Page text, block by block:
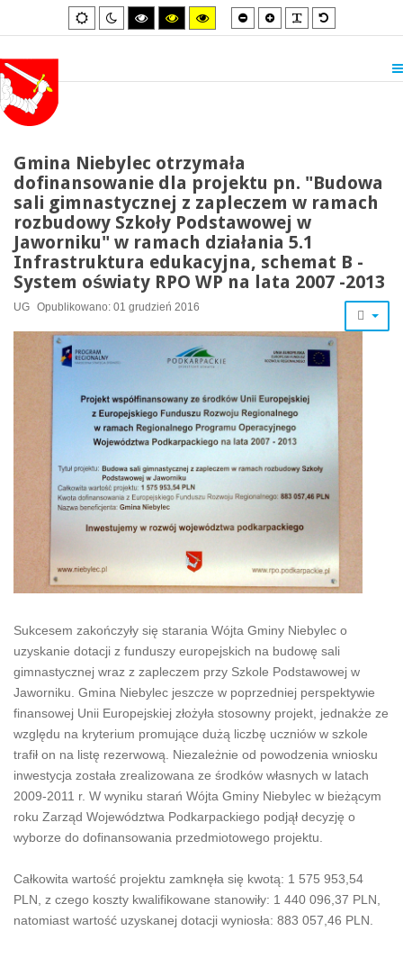
Default
mode
Night
mode
High
contrast
High
contrast
High
contrast
Smaller
font
Larger
font
Default
font
Gmina Niebylec otrzymała
dofinansowanie dla projektu pn. "Budowa
sali gimnastycznej z zapleczem w ramach
rozbudowy Szkoły Podstawowej w
Jaworniku" w ramach działania 5.1
Infrastruktura edukacyjna, schemat B -
System oświaty RPO WP na lata 2007 -2013
UG Opublikowano: 01 grudzień 2016
Sukcesem zakończyły się starania Wójta Gminy Niebylec o
uzyskanie dotacji z funduszy europejskich na budowę sali
gimnastycznej wraz z zapleczem przy Szkole Podstawowej w
Jaworniku. Gmina Niebylec jeszcze w poprzedniej perspektywie
finansowej Unii Europejskiej złożyła stosowny projekt, jednakże ze
względu na kryterium promujące dużą liczbę uczniów w szkole
trafił on na listę rezerwową. Niezależnie od powodzenia wniosku
inwestycja została zrealizowana ze środków własnych w latach
2009-2011 r. W wyniku starań Wójta Gminy Niebylec w bieżącym
roku Zarząd Województwa Podkarpackiego podjął decyzję o
wyborze do dofinansowania przedmiotowego projektu.
Całkowita wartość projektu zamknęła się kwotą: 1 575 953,54
PLN, z czego koszty kwalifikowane stanowiły: 1 440 096,37 PLN,
natomiast wartość uzyskanej dotacji wyniosła: 883 057,46 PLN.